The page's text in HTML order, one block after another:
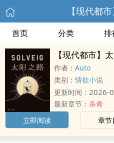
【现代都
首页 分类 排
【现代都市】
作者： Auto
类别：情欲小说
更新时间： 2026-
最新章节： 杀青
立即阅读
章节